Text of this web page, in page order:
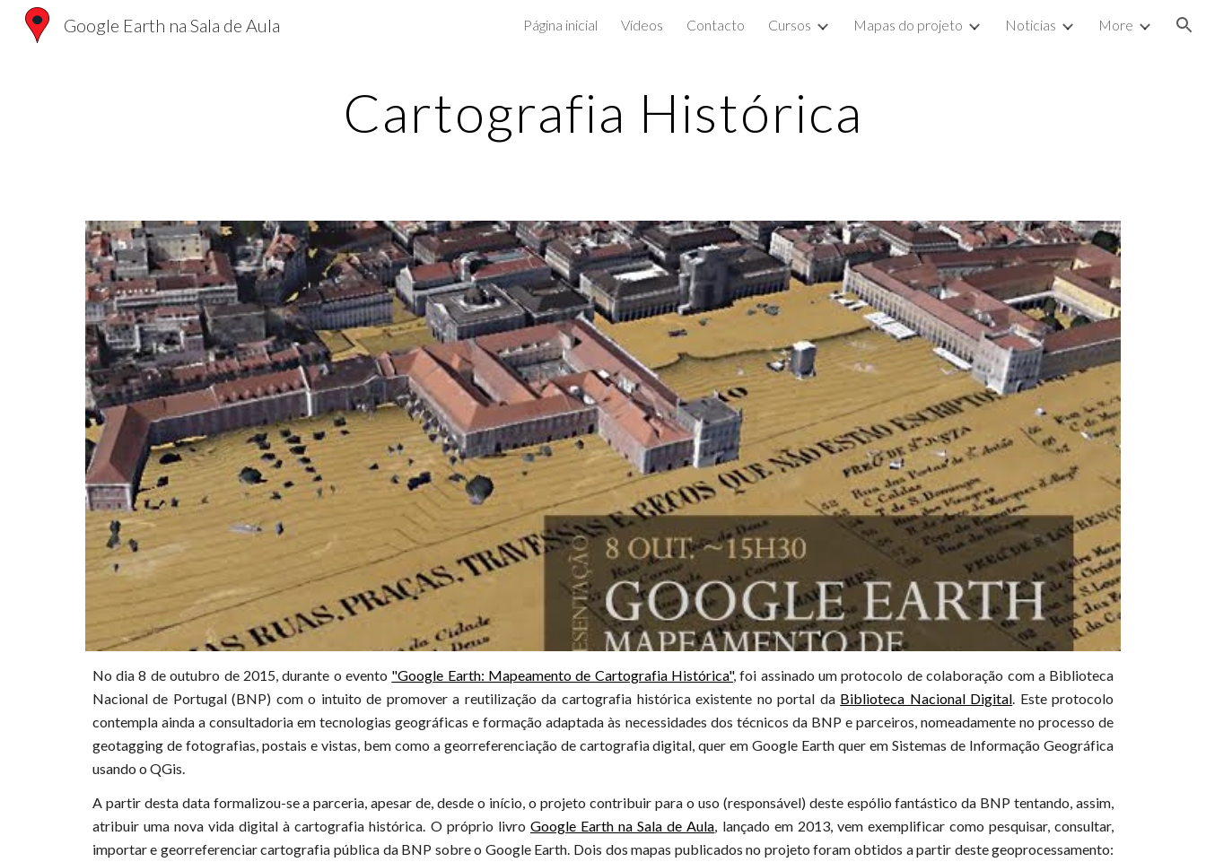
Skip to navigation
Google Earth na Sala de Aula Página inicial Vídeos Contacto Cursos Mapas do projeto Noticias More
Cartografia Histórica
No dia 8 de outubro de 2015, durante o evento "Google Earth: Mapeamento de Cartografia Histórica", foi assinado um protocolo de colaboração com a Biblioteca
Nacional de Portugal (BNP) com o intuito de promover a reutilização da cartografia histórica existente no portal da Biblioteca Nacional Digital. Este protocolo
contempla ainda a consultadoria em tecnologias geográficas e formação adaptada às necessidades dos técnicos da BNP e parceiros, nomeadamente no processo de
geotagging de fotografias, postais e vistas, bem como a georreferenciação de cartografia digital, quer em Google Earth quer em Sistemas de Informação Geográfica
usando o QGis.
A partir desta data formalizou-se a parceria, apesar de, desde o início, o projeto contribuir para o uso (responsável) deste espólio fantástico da BNP tentando, assim,
atribuir uma nova vida digital à cartografia histórica. O próprio livro Google Earth na Sala de Aula, lançado em 2013, vem exemplificar como pesquisar, consultar,
importar e georreferenciar cartografia pública da BNP sobre o Google Earth. Dois dos mapas publicados no projeto foram obtidos a partir deste geoprocessamento: